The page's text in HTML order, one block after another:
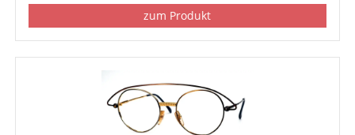
zum Produkt